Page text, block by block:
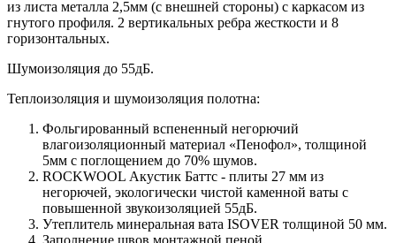
из листа металла 2,5мм (с внешней стороны) c каркасом из
гнутого профиля. 2 вертикальных ребра жесткости и 8
горизонтальных.
Шумоизоляция до 55дБ.
Теплоизоляция и шумоизоляция полотна:
Фольгированный вспененный негорючий
влагоизоляционный материал «Пенофол», толщиной
5мм с поглощением до 70% шумов.
ROCKWOOL Акустик Баттс - плиты 27 мм из
негорючей, экологически чистой каменной ваты с
повышенной звукоизоляцией 55дБ.
Утеплитель минеральная вата ISOVER толщиной 50 мм.
Заполнение швов монтажной пеной.